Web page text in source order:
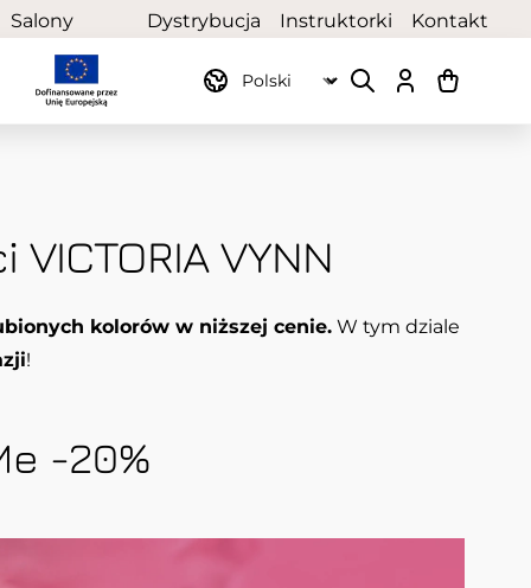
Salony
partnerskie
Dystrybucja Instruktorki Kontakt
VYNN
kolorów w niższej cenie. W tym dziale
!
-20%